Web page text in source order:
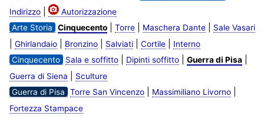
Indirizzo|
Autorizzazione
Arte Storia
Cinquecento| Torre| Maschera Dante| Sale Vasari
Ghirlandaio| Bronzino| Salviati| Cortile|
Interno
Cinquecento
Sala e soffitto| Dipinti soffitto| Guerra di Pisa|
Guerra di Siena
Sculture
Guerra di Pisa
Torre San Vincenzo| Massimiliano Livorno|
Fortezza Stampace